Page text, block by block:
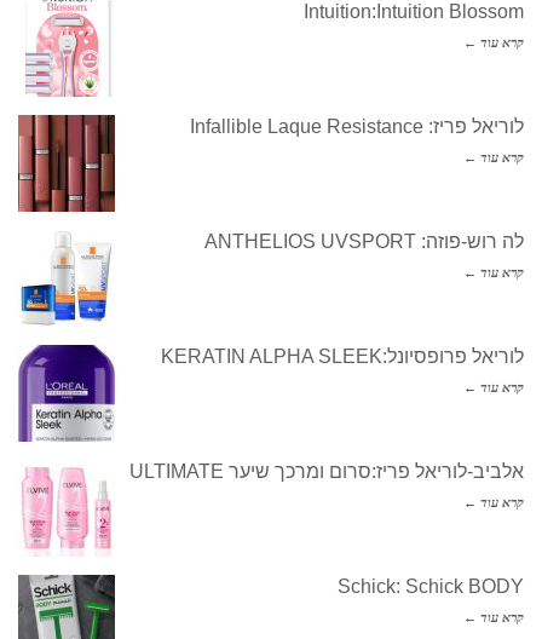
Intuition:Intuition Blossom
קרא עוד ←
לוריאל פריז: Infallible Laque Resistance
קרא עוד ←
לה רוש-פוזה: ANTHELIOS UVSPORT
קרא עוד ←
לוריאל פרופסיונל:KERATIN ALPHA SLEEK
קרא עוד ←
אלביב-לוריאל פריז:סרום ומרכך שיער ULTIMATE
קרא עוד ←
Schick: Schick BODY
קרא עוד ←